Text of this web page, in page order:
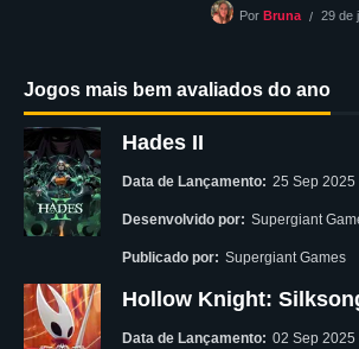
Por Bruna 29 de
Jogos mais bem avaliados do ano
Hades II
Data de Lançamento: 25 Sep 2025
Desenvolvido por: Supergiant
Publicado por: Supergiant Games
Hollow Knight:
Data de Lançamento: 02 Sep 2025